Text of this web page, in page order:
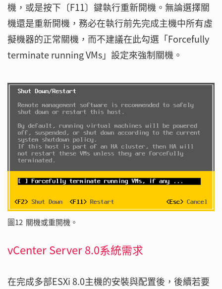
機，或是按下〔F11〕鍵執行重新開機。無論選擇關
機還是重新開機，務必在執行前先完成主機中所有虛
擬機器的正常關機，而不建議在此勾選「Forcefully
terminate running VMs」設定來強制關機。
圖12 關機或重開機。
vCenter Server 8.0系統需求
在完成多部ESXi 8.0主機的安裝與配置後，後續若要